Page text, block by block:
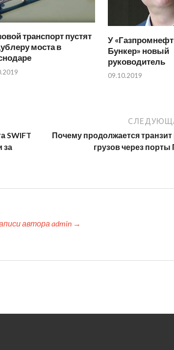
транспорт пустят
моста в
У
Бункер» новый
руководитель
09.10.2019
SWIFT
за
Почему продолжается
грузов через порты
автора admin →